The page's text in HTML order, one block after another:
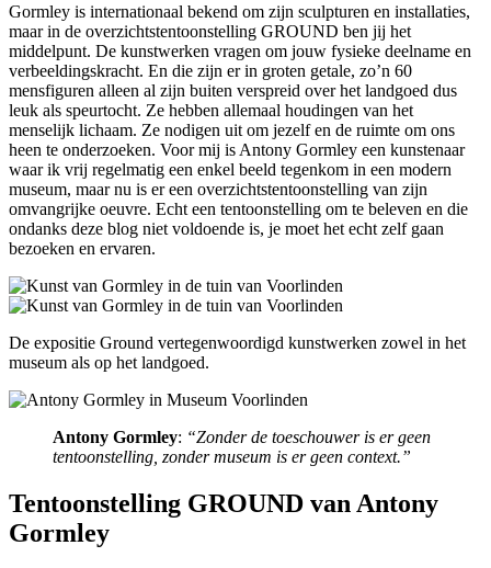
Gormley is internationaal bekend om zijn sculpturen en installaties,
maar in de overzichtstentoonstelling GROUND ben jij het
middelpunt. De kunstwerken vragen om jouw fysieke deelname en
verbeeldingskracht. En die zijn er in groten getale, zo’n 60
mensfiguren alleen al zijn buiten verspreid over het landgoed dus
leuk als speurtocht. Ze hebben allemaal houdingen van het
menselijk lichaam. Ze nodigen uit om jezelf en de ruimte om ons
heen te onderzoeken. Voor mij is Antony Gormley een kunstenaar
waar ik vrij regelmatig een enkel beeld tegenkom in een modern
museum, maar nu is er een overzichtstentoonstelling van zijn
omvangrijke oeuvre. Echt een tentoonstelling om te beleven en die
ondanks deze blog niet voldoende is, je moet het echt zelf gaan
bezoeken en ervaren.
De expositie Ground vertegenwoordigd kunstwerken zowel in het
museum als op het landgoed.
Antony Gormley: “Zonder de toeschouwer is er geen
tentoonstelling, zonder museum is er geen context.”
Tentoonstelling GROUND van Antony
Gormley